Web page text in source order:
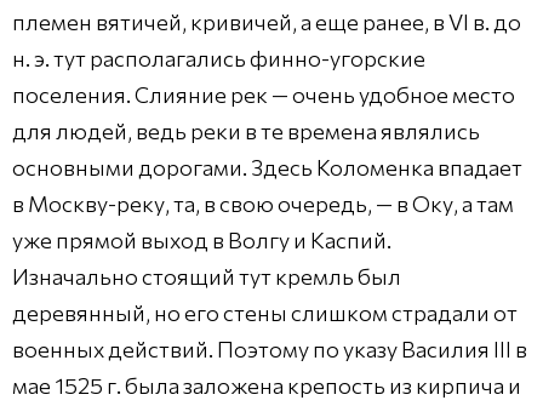
племен вятичей, кривичей, а еще ранее, в VI в. до
н. э. тут располагались финно-угорские
поселения. Слияние рек — очень удобное место
для людей, ведь реки в те времена являлись
основными дорогами. Здесь Коломенка впадает
в Москву-реку, та, в свою очередь, — в Оку, а там
уже прямой выход в Волгу и Каспий.
Изначально стоящий тут кремль был
деревянный, но его стены слишком страдали от
военных действий. Поэтому по указу Василия III в
мае 1525 г. была заложена крепость из кирпича и